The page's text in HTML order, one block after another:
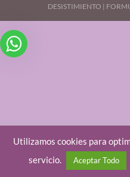
DESISTIMIENTO |
Utilizamos cookies para
servicio.
Aceptar Todo